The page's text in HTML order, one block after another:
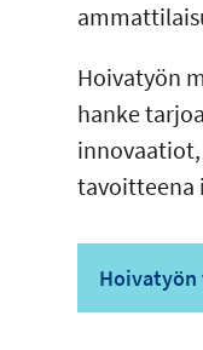
Hoivatyön
hanke
tavoitteena